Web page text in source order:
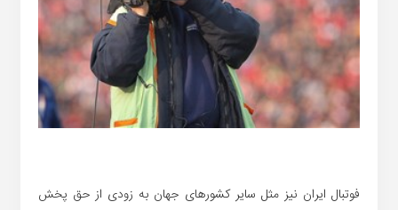
فوتبال ایران نیز مثل سایر کشورهای جهان به زودی از حق پخش